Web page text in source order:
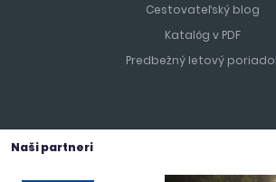
Cestovateľský blog
Katalóg v PDF
Predbežný letový
Naši partneri